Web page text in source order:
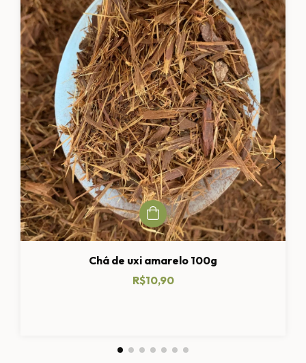
Chá de uxi amarelo 100g
R$10,90